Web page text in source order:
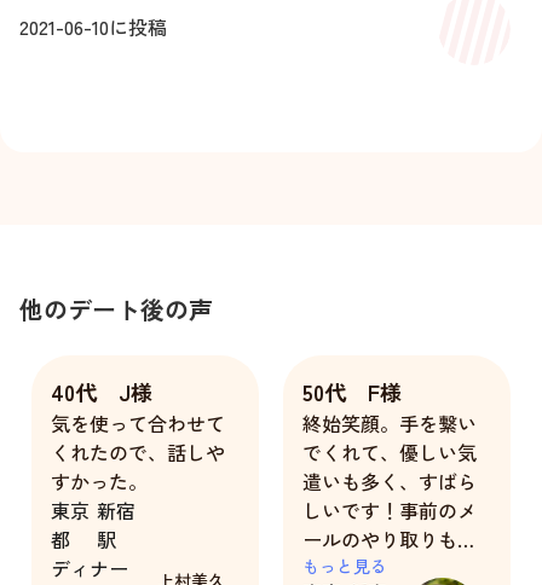
2021-06-10に投稿
他のデート後の声
40代 J様
気を使って合わせて
くれたので、話しや
すかった。
東京
都
新宿
駅
ディナー
上村美久
50代 F様
終始笑顔。手を繋い
でくれて、優しい気
遣いも多く、すばら
しいです！事前のメ
ールのやり取りも密
でどんどんデート当
もっと見る